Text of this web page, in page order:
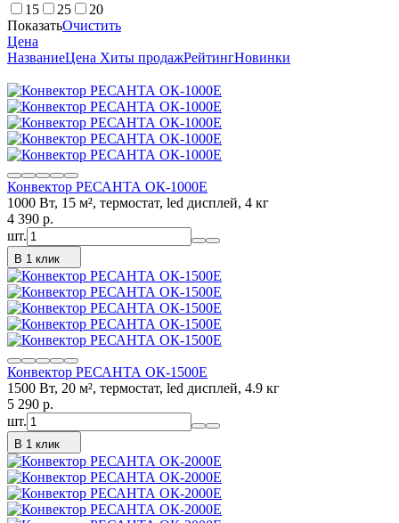
15
25
20
ПоказатьОчистить
Цена
НазваниеЦена Хиты продажРейтингНовинки
Конвектор РЕСАНТА ОК-1000Е
1000 Вт, 15 м², термостат, led дисплей, 4 кг
4 390 p.
шт.
В 1 клик
Конвектор РЕСАНТА ОК-1500Е
1500 Вт, 20 м², термостат, led дисплей, 4.9 кг
5 290 p.
шт.
В 1 клик